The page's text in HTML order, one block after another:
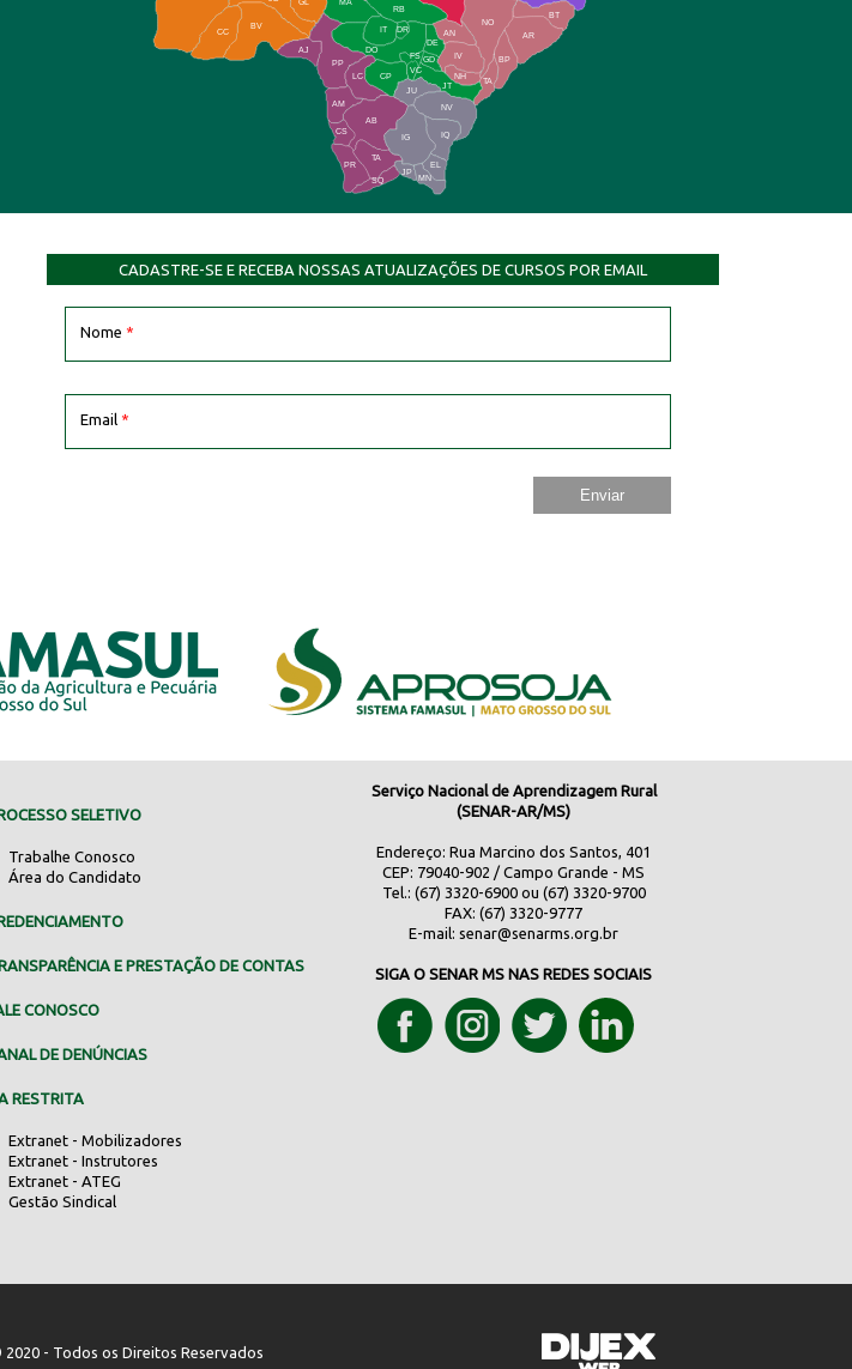
BT
AR
TA
NH
JT
RB
IT
DR
DO
CP
JU
NV
IQ
EL
BV
CC
PP
AJ
LC
AM
AB
JP
CS
PR
TA
SQ
IG
MN
NO
BP
AN
IV
FS
VC
GD
DE
CADASTRE-SE E RECEBA NOSSAS ATUALIZAÇÕES DE CURSOS POR EMAIL
Nome *
Email *
SELETIVO
Trabalhe Conosco
Área do Candidato
E PRESTAÇÃO DE CONTAS
CONOSCO
DE DENÚNCIAS
RESTRITA
Extranet - Mobilizadores
Extranet - Instrutores
Extranet - ATEG
Gestão Sindical
Serviço Nacional de Aprendizagem Rural
(SENAR-AR/MS)
Endereço: Rua Marcino dos Santos, 401
CEP: 79040-902 / Campo Grande - MS
Tel.: (67) 3320-6900 ou (67) 3320-9700
FAX: (67) 3320-9777
E-mail:senar@senarms.org.br
SIGA O SENAR MS NAS REDES SOCIAIS
2020 - Todos os Direitos Reservados